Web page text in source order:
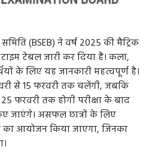
समिति (BSEB) ने वर्ष 2025 की मैट्रिक
टेबल जारी कर दिया है। कला,
के लिए यह जानकारी महत्वपूर्ण है।
से 15 फरवरी तक चलेंगी, जबकि
फरवरी तक होगी परीक्षा के बाद
जाएंगे। असफल छात्रों के लिए
का आयोजन किया जाएगा, जिनका